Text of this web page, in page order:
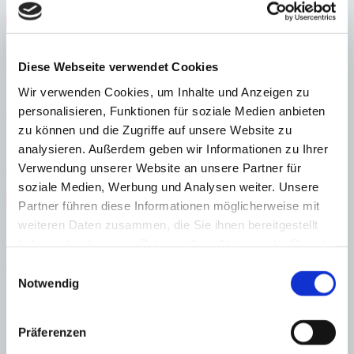
Diese Webseite verwendet Cookies
Wir verwenden Cookies, um Inhalte und Anzeigen zu
personalisieren, Funktionen für soziale Medien anbieten
zu können und die Zugriffe auf unsere Website zu
analysieren. Außerdem geben wir Informationen zu Ihrer
Verwendung unserer Website an unsere Partner für
soziale Medien, Werbung und Analysen weiter. Unsere
Partner führen diese Informationen möglicherweise mit
weiteren Daten zusammen, die Sie ihnen bereitgestellt
Notwendig
Präferenzen
Ländlich
Steuern beim Immobilienkauf auf Mallorca!
Zuständiges Büro
0034971671250
Alle Angaben basieren auf Informationen und Daten, die uns vom
Verkäufer/Auftraggeber zur Verfügung gestellt wurden. Minkner &